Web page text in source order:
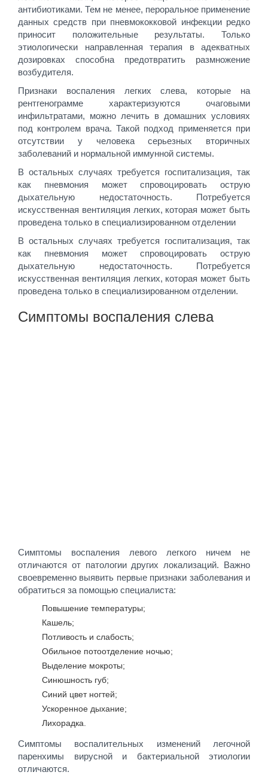
антибиотиками. Тем не менее, пероральное применение
данных средств при пневмококковой инфекции редко
приносит положительные результаты. Только
этиологически направленная терапия в адекватных
дозировках способна предотвратить размножение
возбудителя.
Признаки воспаления легких слева, которые на
рентгенограмме характеризуются очаговыми
инфильтратами, можно лечить в домашних условиях
под контролем врача. Такой подход применяется при
отсутствии у человека серьезных вторичных
заболеваний и нормальной иммунной системы.
В остальных случаях требуется госпитализация, так
как пневмония может спровоцировать острую
дыхательную недостаточность. Потребуется
искусственная вентиляция легких, которая может быть
проведена только в специализированном отделении
В остальных случаях требуется госпитализация, так
как пневмония может спровоцировать острую
дыхательную недостаточность. Потребуется
искусственная вентиляция легких, которая может быть
проведена только в специализированном отделении.
Симптомы воспаления слева
Симптомы воспаления левого легкого ничем не
отличаются от патологии других локализаций. Важно
своевременно выявить первые признаки заболевания и
обратиться за помощью специалиста:
Повышение температуры;
Кашель;
Потливость и слабость;
Обильное потоотделение ночью;
Выделение мокроты;
Синюшность губ;
Синий цвет ногтей;
Ускоренное дыхание;
Лихорадка.
Симптомы воспалительных изменений легочной
паренхимы вирусной и бактериальной этиологии
отличаются.